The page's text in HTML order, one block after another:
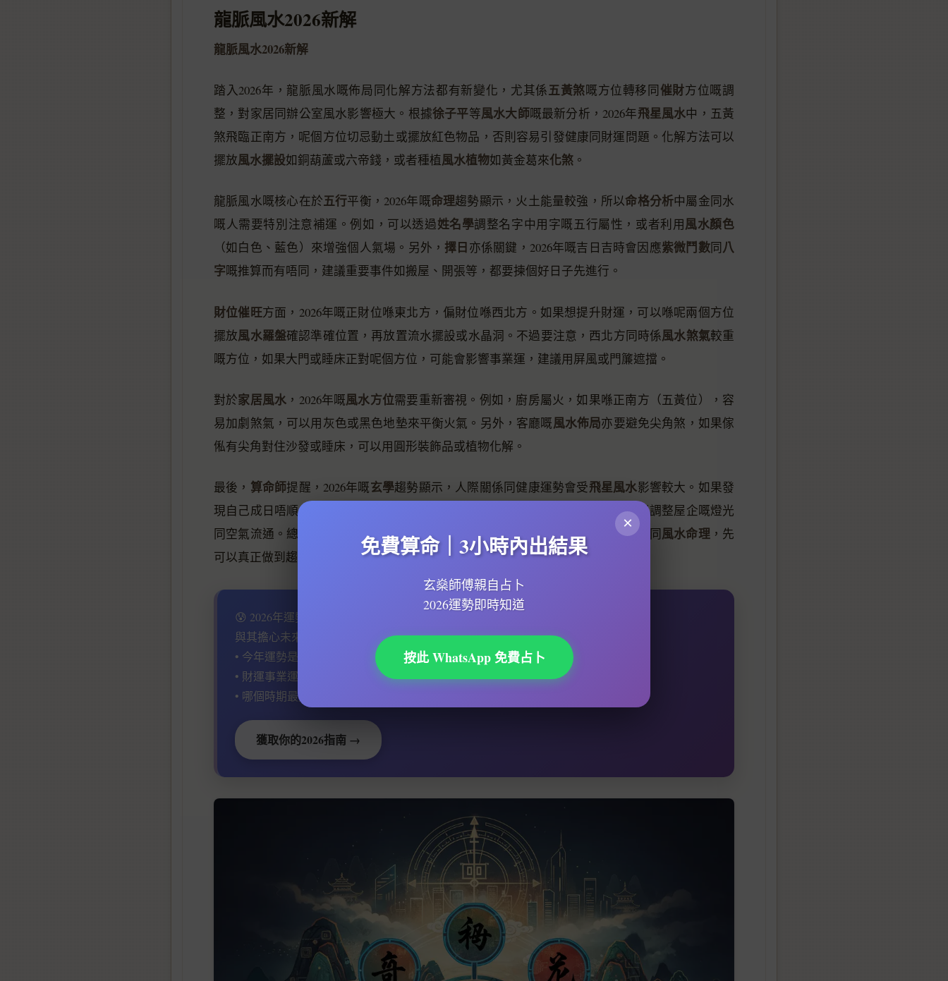
龍脈風水2026新解
龍脈風水2026新解
踏入2026年，龍脈風水嘅佈局同化解方法都有新變化，尤其係五黃煞嘅方位轉移同催財方位嘅調
整，對家居同辦公室風水影響極大。根據徐子平等風水大師嘅最新分析，2026年飛星風水中，五黃
煞飛臨正南方，呢個方位切忌動土或擺放紅色物品，否則容易引發健康同財運問題。化解方法可以
擺放風水擺設如銅葫蘆或六帝錢，或者種植風水植物如黃金葛來化煞 。
龍脈風水嘅核心在於五行平衡，2026年嘅命理趨勢顯示，火土能量較強，所以命格分析中屬金同水
嘅人需要特別注意補運。例如，可以透過姓名學調整名字中用字嘅五行屬性，或者利用風水顏色
（如白色、藍色）來增強個人氣場。另外， 擇日亦係關鍵，2026年嘅吉日吉時會因應紫微鬥數同八
字嘅推算而有唔同，建議重要事件如搬屋、開張等，都要揀個好日子先進行。
財位催旺方面，2026年嘅正財位喺東北方，偏財位喺西北方。如果想提升財運，可以喺呢兩個方位
擺放風水羅盤確認準確位置，再放置流水擺設或水晶洞。不過要注意，西北方同時係風水煞氣較重
嘅方位，如果大門或睡床正對呢個方位，可能會影響事業運，建議用屏風或門簾遮擋。
對於家居風水 ，2026年嘅風水方位需要重新審視。例如，廚房屬火，如果喺正南方（五黃位），容
易加劇煞氣，可以用灰色或黑色地墊來平衡火氣。另外，客廳嘅風水佈局亦要避免尖角煞，如果傢
俬有尖角對住沙發或睡床，可以用圓形裝飾品或植物化解。
最後， 算命師提醒，2026年嘅玄學趨勢顯示，人際關係同健康運勢會受飛星風水影響較大。如果發
現自己成日唔順，可以考慮用
方法，例如佩戴適合自己五行嘅飾物，或者調整屋企嘅燈光
同空氣流通。總之，龍脈風水嘅2026新解，重點在於順應天時地利，結合個人命理 同風水命理，先
可以真正做到趨吉避凶。
😰 2026年運勢會更好還是更差？
與其擔心未來，不如提前知道：
• 今年運勢是好是壞?
• 財運事業運何時到?
• 哪個時期最適合投資?
獲取你的2026指南 →
×
免費算命｜3小時內出結果
玄燊師傅親自占卜
2026運勢即時知道
按此 WhatsApp 免費占卜